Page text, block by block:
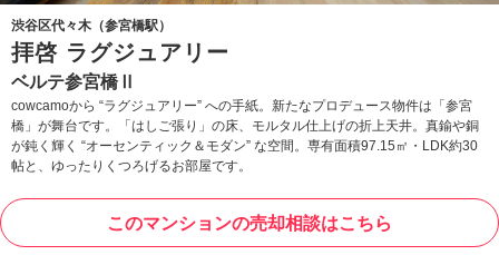
渋谷区代々木（参宮橋駅）
拝啓 ラグジュアリー
ベルテ参宮橋Ⅱ
cowcamoから “ラグジュアリー” への手紙。新たなプロデュース物件は「参宮
橋」が舞台です。「はしご張り」の床、モルタル仕上げの折上天井。真鍮や銅
が鈍く輝く “オーセンティック＆モダン” な空間。専有面積97.15㎡・LDK約30
帖と、ゆったりくつろげるお部屋です。
このマンションの売却相談はこちら